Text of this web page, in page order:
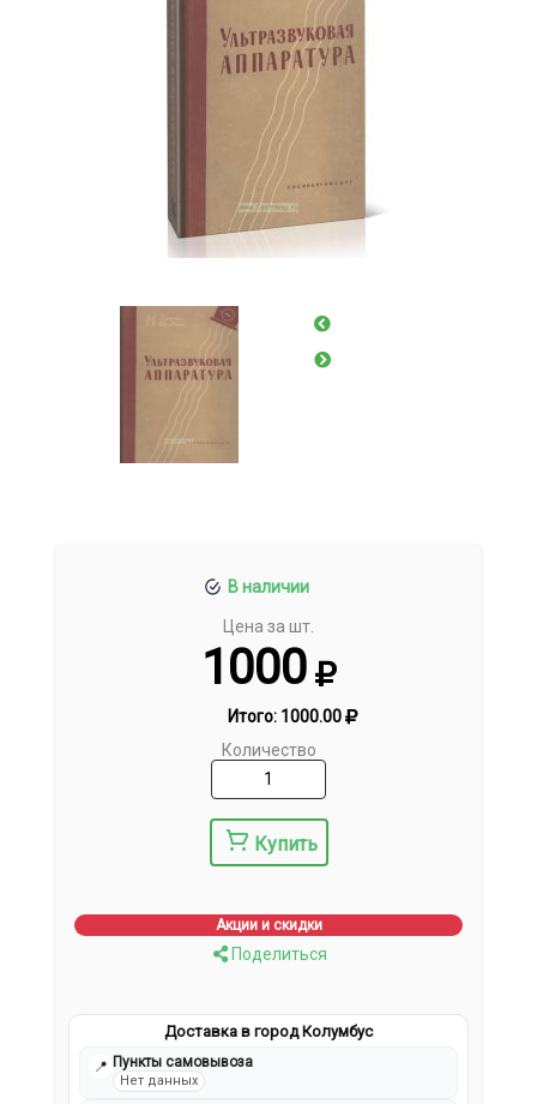
В наличии
Цена за шт.
1000
Итого: 1000.00
Количество
Купить
Акции и скидки
Поделиться
Доставка в город Колумбус
📍 Пункты самовывоза
Нет данных